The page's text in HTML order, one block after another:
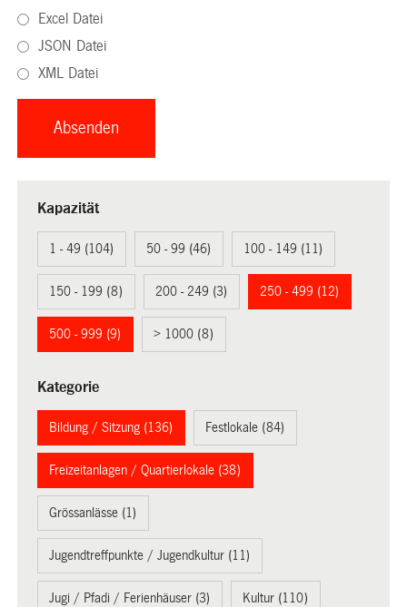
Excel Datei
JSON Datei
XML Datei
Kapazität
1 - 49 (104) 50 - 99 (46) 100 - 149 (11)
150 - 199 (8) 200 - 249 (3) 250 - 499 (12)
500 - 999 (9) > 1000 (8)
Kategorie
Bildung / Sitzung (136) Festlokale (84)
Freizeitanlagen / Quartierlokale (38)
Grössanlässe (1)
Jugendtreffpunkte / Jugendkultur (11)
Jugi / Pfadi / Ferienhäuser (3) Kultur (110)